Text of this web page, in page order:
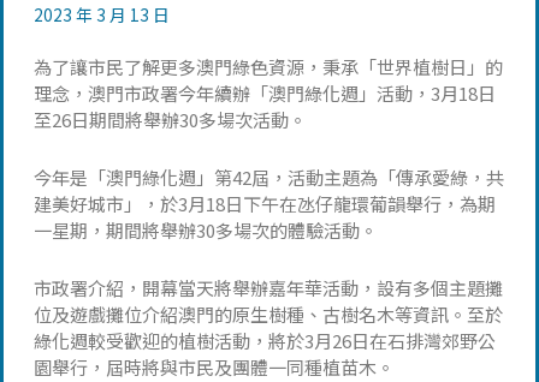
2023 年 3 月 13 日
為了讓市民了解更多澳門綠色資源，秉承「世界植樹日」的
理念，澳門市政署今年續辦「澳門綠化週」活動，3月18日
至26日期間將舉辦30多場次活動。
今年是「澳門綠化週」第42屆，活動主題為「傳承愛綠，共
建美好城市」，於3月18日下午在氹仔龍環葡韻舉行，為期
一星期，期間將舉辦30多場次的體驗活動。
市政署介紹，開幕當天將舉辦嘉年華活動，設有多個主題攤
位及遊戲攤位介紹澳門的原生樹種、古樹名木等資訊。至於
綠化週較受歡迎的植樹活動，將於3月26日在石排灣郊野公
園舉行，屆時將與市民及團體一同種植苗木。